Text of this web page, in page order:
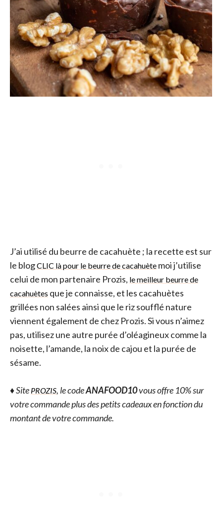
J’ai utilisé du beurre de cacahuète ; la recette est sur
le blogCLIC là pour le beurre de cacahuète moi j’utilise
celui de mon partenaire Prozis, le meilleur beurre de
cacahuètes que je connaisse, et les cacahuètes
grillées non salées ainsi que le riz soufflé nature
viennent également de chez Prozis. Si vous n’aimez
pas, utilisez une autre purée d’oléagineux comme la
noisette, l’amande, la noix de cajou et la purée de
sésame.
♦ Site PROZIS, le codeANAFOOD10vous offre 10% sur
votre commande plus des petits cadeaux en fonction du
montant de votre commande.